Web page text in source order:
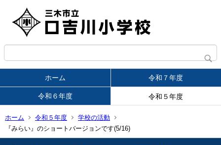
ホーム 令和７年度
令和６年度 令和５年度
ホーム 令和５年度
学校の活動
『みらい』のショートバージョンです(5/16)